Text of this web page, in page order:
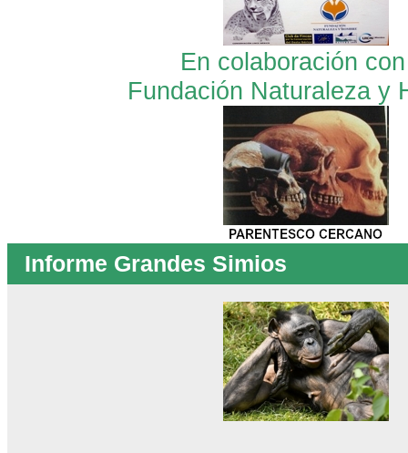
En colaboración
Fundación Naturaleza y
Informe Grandes Simios